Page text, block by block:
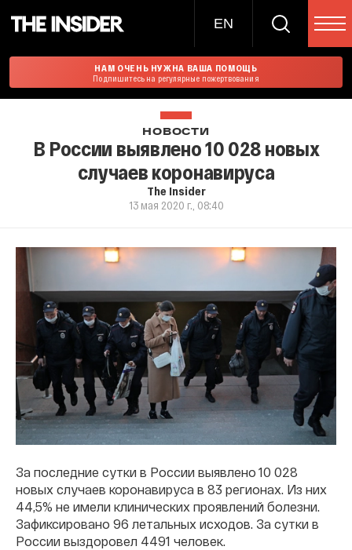
EN
НАМ ОЧЕНЬ НУЖНА ВАША ПОМОЩЬ
Подпишитесь на регулярные пожертвования
НОВОСТИ
В России выявлено 10 028 новых
случаев коронавируса
The Insider
13 мая 2020 г., 08:40
За последние сутки в России выявлено 10 028
новых случаев коронавируса в 83 регионах. Из них
44,5% не имели клинических проявлений болезни.
Зафиксировано 96 летальных исходов. За сутки в
России выздоровел 4491 человек.